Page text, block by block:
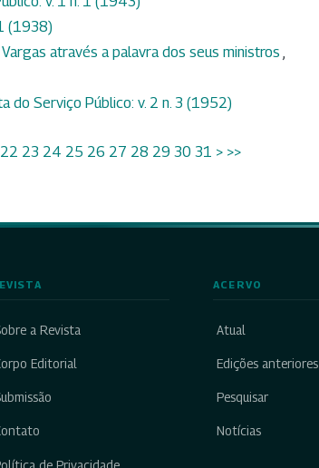
(1938)
através a palavra dos seus ministros ,
do Serviço Público: v. 2 n. 3 (1952)
22 23 24 25 26 27 28 29 30 31 > >>
a Revista
Editorial
de Privacidade
ACERVO
Atual
Edições anteriores
Pesquisar
Notícias